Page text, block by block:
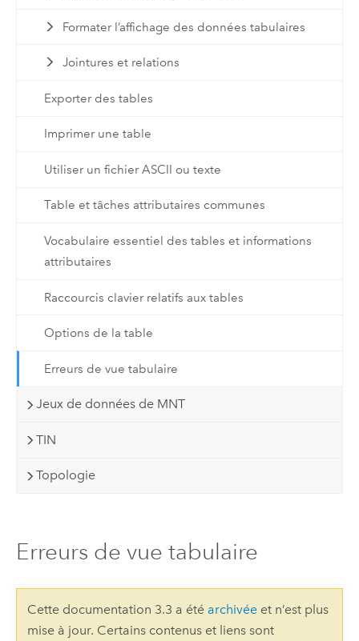
Formater l’affichage des données tabulaires
Jointures et relations
Exporter des tables
Imprimer une table
Utiliser un fichier ASCII ou texte
Table et tâches attributaires communes
Vocabulaire essentiel des tables et informations
attributaires
Raccourcis clavier relatifs aux tables
Options de la table
Erreurs de vue tabulaire
Jeux de données de MNT
TIN
Topologie
Erreurs de vue tabulaire
Cette documentation 3.3 a été archivéeet n’est plus
mise à jour. Certains contenus et liens sont